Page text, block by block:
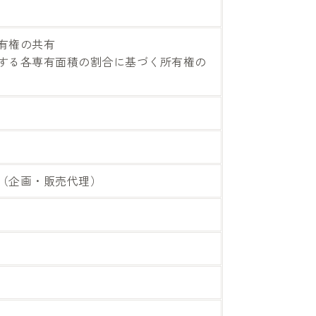
権の共有
る各専有面積の割合に基づく所有権の
画・販売代理）